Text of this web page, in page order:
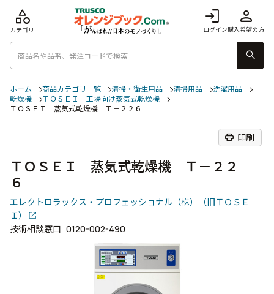
login
ログイン
person
購入希望の方
category
カテゴリ
search
ホーム 商品カテゴリ一覧 清掃・衛生用品 清掃用品
洗濯用品
乾燥機
ＴＯＳＥＩ 工場向け蒸気式乾燥機
ＴＯＳＥＩ 蒸気式乾燥機 Ｔ－２２６
print 印刷
ＴＯＳＥＩ 蒸気式乾燥機 Ｔ－２２
６
エレクトロラックス・プロフェッショナル（株）（旧ＴＯＳＥ
Ｉ）
技術相談窓口 0120-002-490